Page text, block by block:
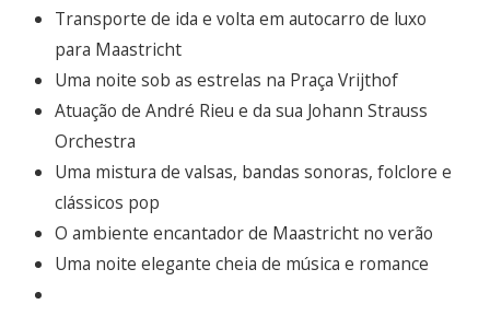
Transporte de ida e volta em autocarro de luxo
para Maastricht
Uma noite sob as estrelas na Praça Vrijthof
Atuação de André Rieu e da sua Johann Strauss
Orchestra
Uma mistura de valsas, bandas sonoras, folclore e
clássicos pop
O ambiente encantador de Maastricht no verão
Uma noite elegante cheia de música e romance